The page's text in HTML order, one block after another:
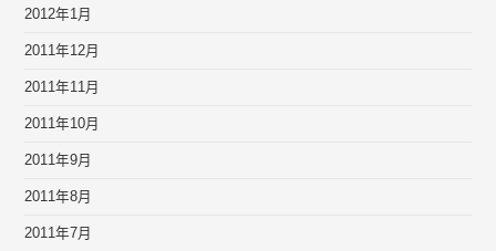
2012年1月
2011年12月
2011年11月
2011年10月
2011年9月
2011年8月
2011年7月